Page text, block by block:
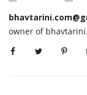
owner of